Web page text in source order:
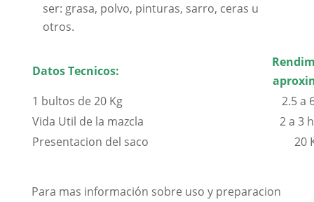
ser: grasa, polvo, pinturas, sarro, ceras u
otros.
Datos Tecnicos:
1 bultos de 20 Kg
2.5 a
Vida Util de la mazcla
2 a 3
Presentacion del saco
20
Para mas información sobre uso y preparacion